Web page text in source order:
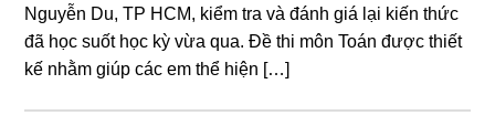
Nguyễn Du, TP HCM, kiểm tra và đánh giá lại kiến thức
đã học suốt học kỳ vừa qua. Đề thi môn Toán được thiết
kế nhằm giúp các em thể hiện […]